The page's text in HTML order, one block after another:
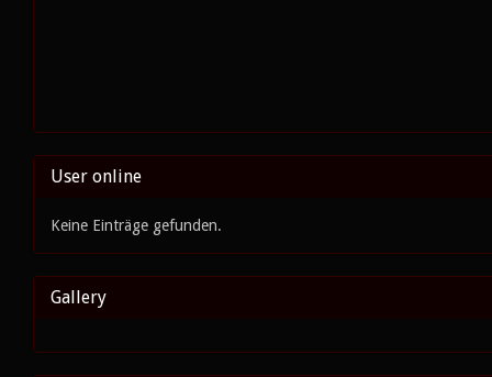
User online
Keine Einträge gefunden.
Gallery